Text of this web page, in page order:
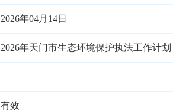
2026年04月14日
2026年天门市生态环境保护执法工作计划
有效